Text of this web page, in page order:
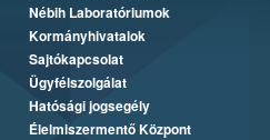
Nébih Laboratóriumok
Kormányhivatalok
Sajtókapcsolat
Ügyfélszolgálat
Hatósági jogsegély
Élelmiszermentő Központ